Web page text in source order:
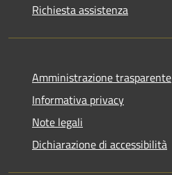
Richiesta assistenza
Amministrazione trasparente
Informativa privacy
Note legali
Dichiarazione di accessibilità